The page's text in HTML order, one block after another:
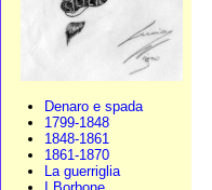
Denaro e spada
1799-1848
1848-1861
1861-1870
La guerriglia